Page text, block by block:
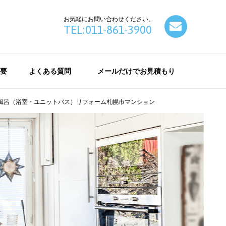
お気軽にお問い合わせください。
TEL:011-861-3900
よくある質問 メールだけでお見積もり
（浴室・ユニットバス）リフォーム札幌市マンション